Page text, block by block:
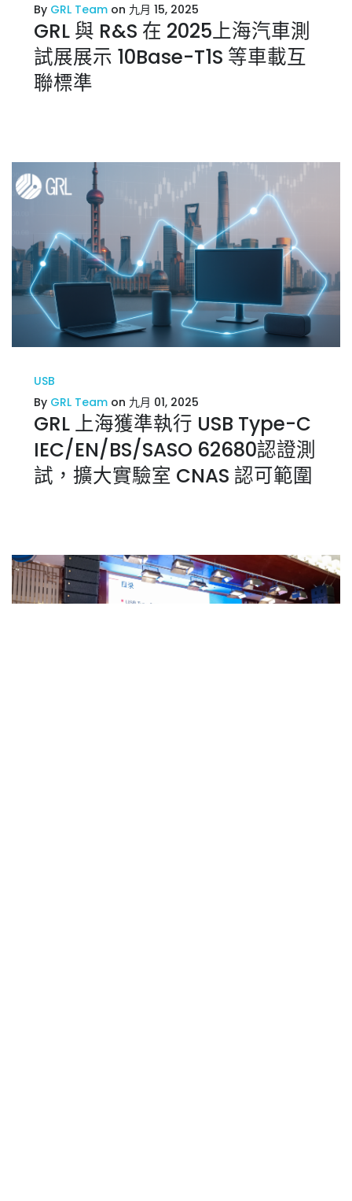
By GRL Team on 九月 15, 2025
GRL 與 R&S 在 2025上海汽車測
試展展示 10Base-T1S 等車載互
聯標準
USB
By GRL Team on 九月 01, 2025
GRL 上海獲準執行 USB Type-C
IEC/EN/BS/SASO 62680認證測
試，擴大實驗室 CNAS 認可範圍